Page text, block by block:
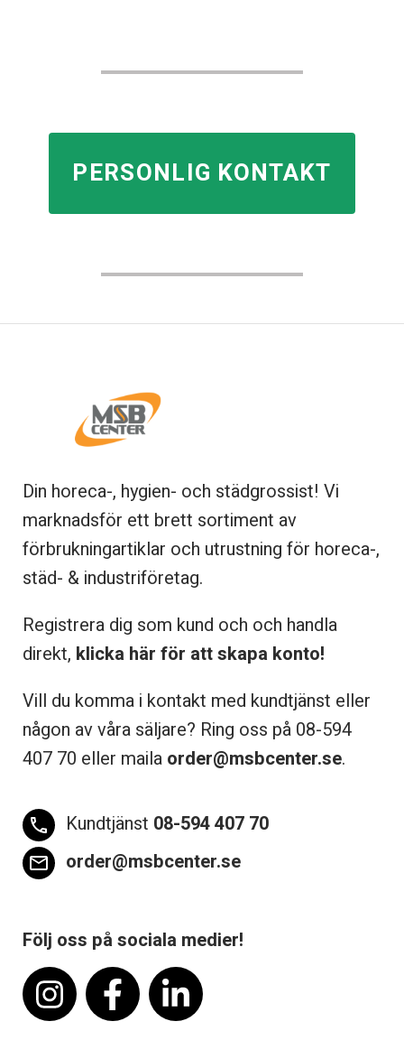
PERSONLIG KONTAKT
Din horeca-, hygien- och städgrossist! Vi
marknadsför ett brett sortiment av
förbrukningartiklar och utrustning för horeca-,
städ- & industriföretag.
Registrera dig som kund och och handla
direkt, klicka här för att skapa konto!
Vill du komma i kontakt med kundtjänst eller
någon av våra säljare? Ring oss på 08-594
407 70 eller maila order@msbcenter.se.
phone Kundtjänst 08-594 407 70
email order@msbcenter.se
Följ oss på sociala medier!